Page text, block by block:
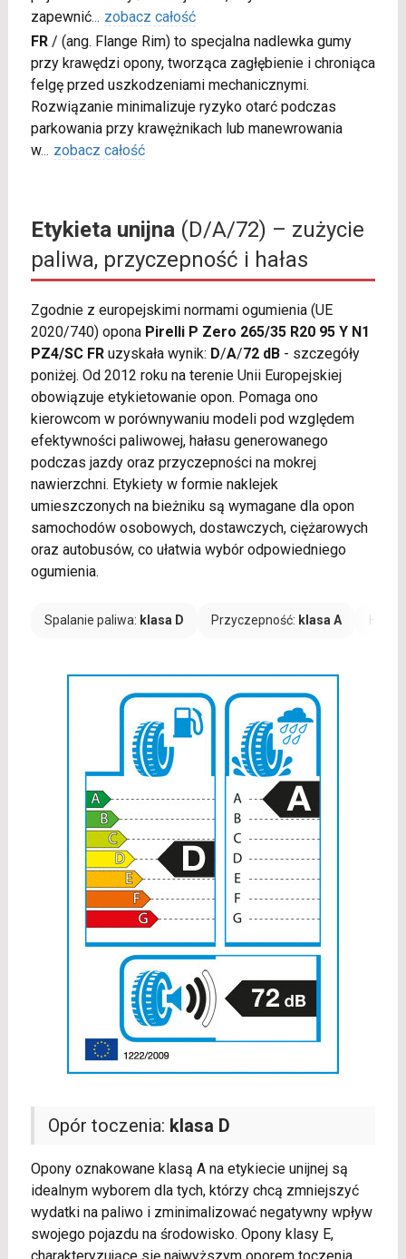
zapewnić... zobacz całość
FR/ (ang. Flange Rim) to specjalna nadlewka gumy
przy krawędzi opony, tworząca zagłębienie i chroniąca
felgę przed uszkodzeniami mechanicznymi.
Rozwiązanie minimalizuje ryzyko otarć podczas
parkowania przy krawężnikach lub manewrowania
w... zobacz całość
Etykieta unijna(D/A/72) – zużycie
paliwa, przyczepność i hałas
Zgodnie z europejskimi normami ogumienia (UE
2020/740) opona Pirelli P Zero 265/35 R20 95 Y N1
PZ4/SC FRuzyskała wynik: D/A/72 dB- szczegóły
poniżej. Od 2012 roku na terenie Unii Europejskiej
obowiązuje etykietowanie opon. Pomaga ono
kierowcom w porównywaniu modeli pod względem
efektywności paliwowej, hałasu generowanego
podczas jazdy oraz przyczepności na mokrej
nawierzchni. Etykiety w formie naklejek
umieszczonych na bieżniku są wymagane dla opon
samochodów osobowych, dostawczych, ciężarowych
oraz autobusów, co ułatwia wybór odpowiedniego
ogumienia.
Spalanie paliwa: klasa D Przyczepność: klasa A
Opór toczenia: klasa D
Opony oznakowane klasą A na etykiecie unijnej są
idealnym wyborem dla tych, którzy chcą zmniejszyć
wydatki na paliwo i zminimalizować negatywny wpływ
swojego pojazdu na środowisko. Opony klasy E,